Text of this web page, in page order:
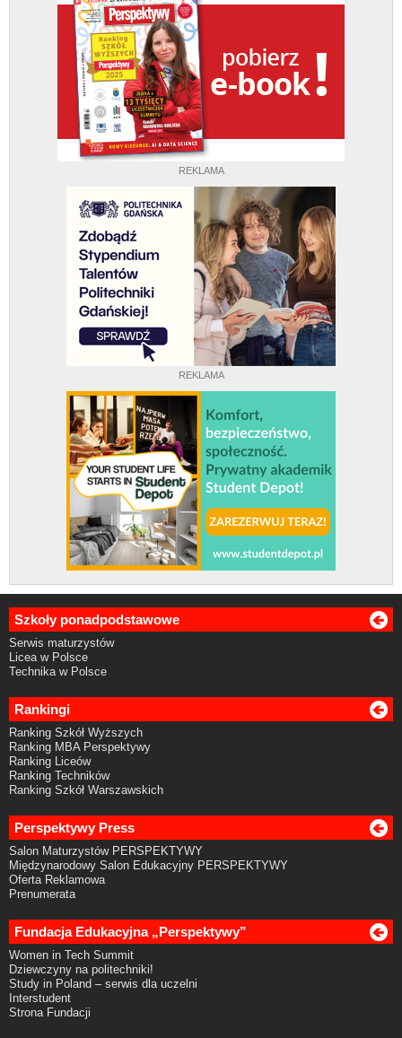
REKLAMA
REKLAMA
Szkoły ponadpodstawowe
Serwis maturzystów
Licea w Polsce
Technika w Polsce
Rankingi
Ranking Szkół Wyższych
Ranking MBA Perspektywy
Ranking Liceów
Ranking Techników
Ranking Szkół Warszawskich
Perspektywy Press
Salon Maturzystów PERSPEKTYWY
Międzynarodowy Salon Edukacyjny PERSPEKTYWY
Oferta Reklamowa
Prenumerata
Fundacja Edukacyjna „Perspektywy”
Women in Tech Summit
Dziewczyny na politechniki!
Study in Poland – serwis dla uczelni
Interstudent
Strona Fundacji